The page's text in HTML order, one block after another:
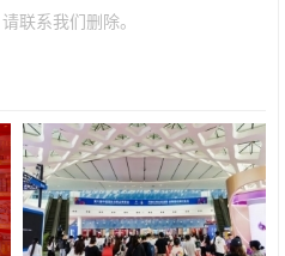
联系我们删除。